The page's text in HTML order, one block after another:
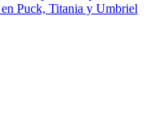
Puck, Titania y Umbriel